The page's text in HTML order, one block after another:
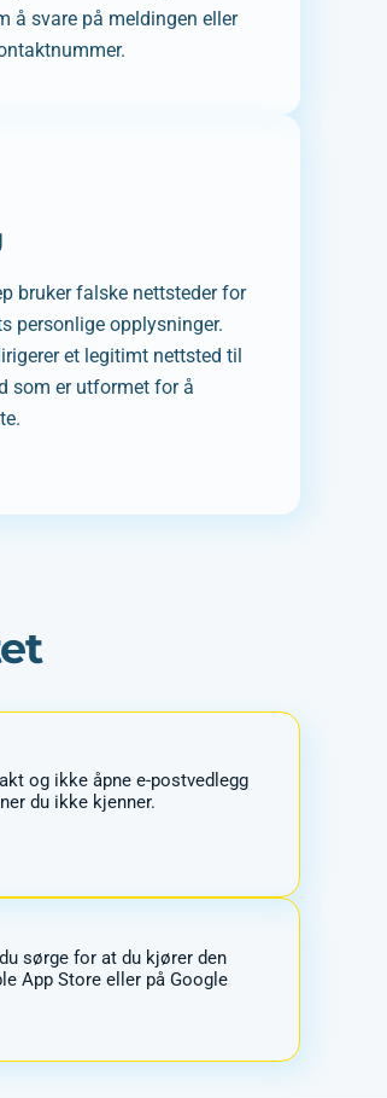
å svare på meldingen eller
bruker falske nettsteder for
personlige opplysninger.
et legitimt nettsted til
som er utformet for å
og ikke åpne e-postvedlegg
du ikke kjenner.
sørge for at du kjører den
App Store eller på Google